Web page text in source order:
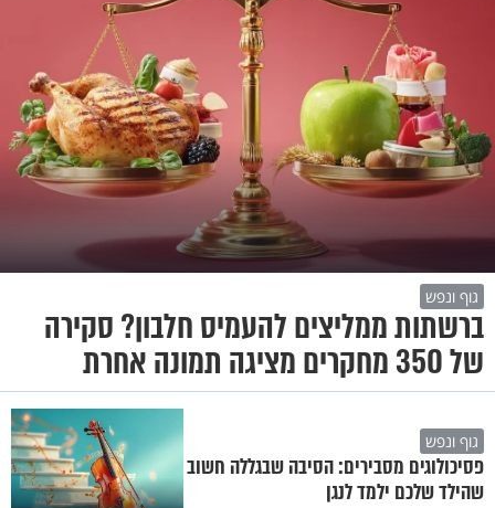
גוף ונפש
ברשתות ממליצים להעמיס חלבון? סקירה
של 350 מחקרים מציגה תמונה אחרת
גוף ונפש
פסיכולוגים מסבירים: הסיבה שבגללה חשוב
שהילד שלכם ילמד לנגן